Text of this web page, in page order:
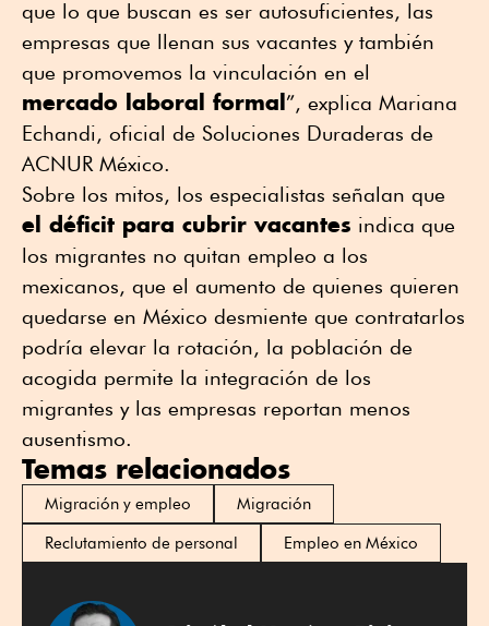
que lo que buscan es ser autosuficientes, las
empresas que llenan sus vacantes y también
que promovemos la vinculación en el
mercado laboral formal ”, explica Mariana
Echandi, oficial de Soluciones Duraderas de
ACNUR México.
Sobre los mitos, los especialistas señalan que
el déficit para cubrir vacantes indica que
los migrantes no quitan empleo a los
mexicanos, que el aumento de quienes quieren
quedarse en México desmiente que contratarlos
podría elevar la rotación, la población de
acogida permite la integración de los
migrantes y las empresas reportan menos
ausentismo.
Temas relacionados
Migración y empleo
Migración
Reclutamiento de personal
Empleo en México